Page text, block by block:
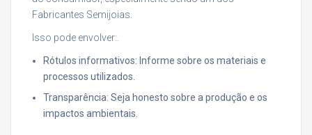
Fabricantes Semijoias.
Isso pode envolver:.
Rótulos informativos: Informe sobre os materiais e
processos utilizados.
Transparência: Seja honesto sobre a produção e os
impactos ambientais.